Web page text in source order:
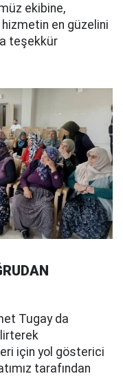
ekibine,
hizmetin en güzelini
teşekkür
Tugay da
için yol gösterici
tarafından